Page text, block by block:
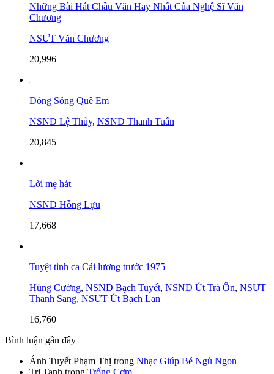
Những Bài Hát Chầu Văn Hay Nhất Của Nghệ Sĩ Văn
Chương
NSƯT Văn Chương
20,996
Dòng Sông Quê Em
NSND Lệ Thủy, NSND Thanh Tuấn
20,845
Lời mẹ hát
NSND Hồng Lựu
17,668
Tuyệt tình ca Cải lương trước 1975
Hùng Cường, NSND Bạch Tuyết, NSND Út Trà Ôn, NSƯT
Thanh Sang, NSƯT Út Bạch Lan
16,760
Bình luận gần đây
Ánh Tuyết Phạm Thị trong Nhạc Giúp Bé Ngủ Ngon
Tri Tanh trong Trống Cơm